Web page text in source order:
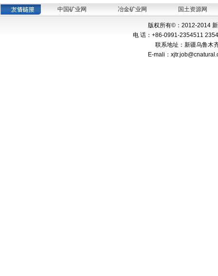
中国矿业网 冶金矿业网 国土资源网
版权所有©：2012-2014
电 话：+86-0991-2354511
联系地址：新疆乌鲁木
E-mali：